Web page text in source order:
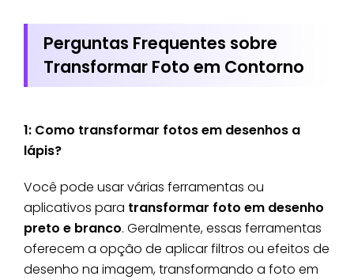
Perguntas Frequentes sobre
Transformar Foto em Contorno
1: Como transformar fotos em desenhos a
lápis?
Você pode usar várias ferramentas ou
aplicativos para transformar foto em desenho
preto e branco. Geralmente, essas ferramentas
oferecem a opção de aplicar filtros ou efeitos de
desenho na imagem, transformando a foto em